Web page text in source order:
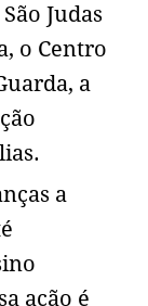
Judas
o Centro
a
a
ação é